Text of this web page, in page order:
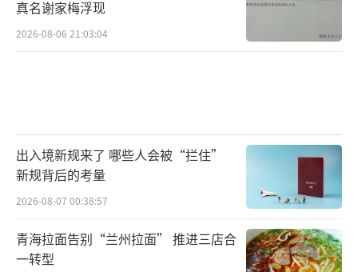
真名谢家梅浮现
2026-08-06 21:03:04
出入境新规来了 哪些人会被“拦住”
新规背后的考量
2026-08-07 00:38:57
青海拉面告别“兰州拉面” 推进三店合
一转型